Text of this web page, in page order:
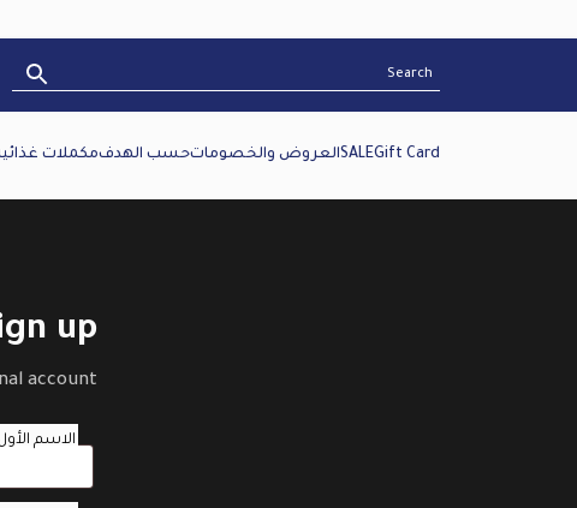
Gift Card
SALEالعروض والخصوماتحسب الهدفمكملات
up
account.
الاسم